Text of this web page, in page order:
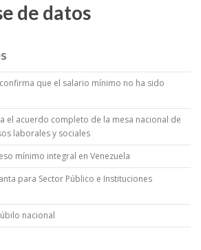
de datos
que el salario mínimo no ha sido
el acuerdo completo de la mesa nacional de
laborales y sociales
mínimo integral en Venezuela
para Sector Público e Instituciones
nacional